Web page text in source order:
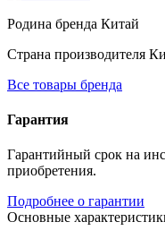
Родина бренда Китай
Страна производителя
Все товары бренда
Гарантия
Гарантийный срок на
приобретения.
Подробнее о гарантии
Основные